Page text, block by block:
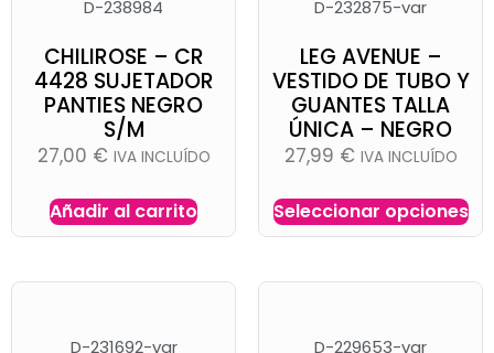
D-238984
CHILIROSE – CR
4428 SUJETADOR
PANTIES NEGRO
S/M
27,00 € IVA INCLUÍDO
Añadir al carrito
D-232875-var
LEG AVENUE –
VESTIDO DE TUBO Y
GUANTES TALLA
ÚNICA – NEGRO
27,99 € IVA INCLUÍDO
Seleccionar opciones
D-231692-var D-229653-var